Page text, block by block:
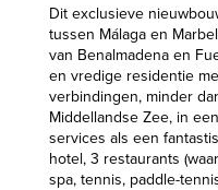
Dit exclusieve
tussen Málaga en
van Benalmadena en
en vredige residentie
verbindingen, minder
Middellandse Zee, in
services als een
hotel, 3 restaurants
spa, tennis, paddle-